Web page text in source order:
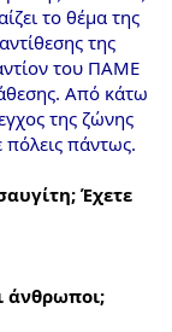
το θέμα της
της
του ΠΑΜΕ
Από κάτω
της ζώνης
πόλεις πάντως.
Έχετε
άνθρωποι;